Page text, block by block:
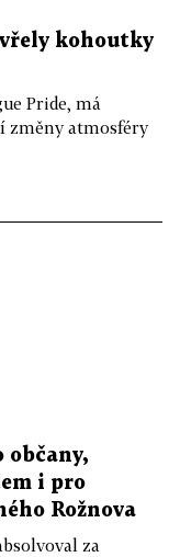
kohoutky
Pride, má
změny atmosféry
občany,
i pro
Rožnova
za